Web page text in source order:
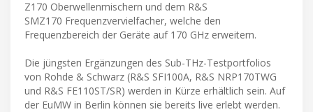
Z170 Oberwellenmischern und dem R&S
SMZ170 Frequenzvervielfacher, welche den
Frequenzbereich der Geräte auf 170 GHz erweitern.
Die jüngsten Ergänzungen des Sub-THz-Testportfolios
von Rohde & Schwarz (R&S SFI100A, R&S NRP170TWG
und R&S FE110ST/SR) werden in Kürze erhältlich sein. Auf
der EuMW in Berlin können sie bereits live erlebt werden.